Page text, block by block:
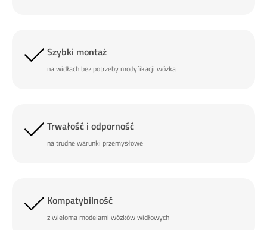
Szybki montaż
na widłach bez potrzeby modyfikacji wózka
Trwałość i odporność
na trudne warunki przemysłowe
Kompatybilność
z wieloma modelami wózków widłowych